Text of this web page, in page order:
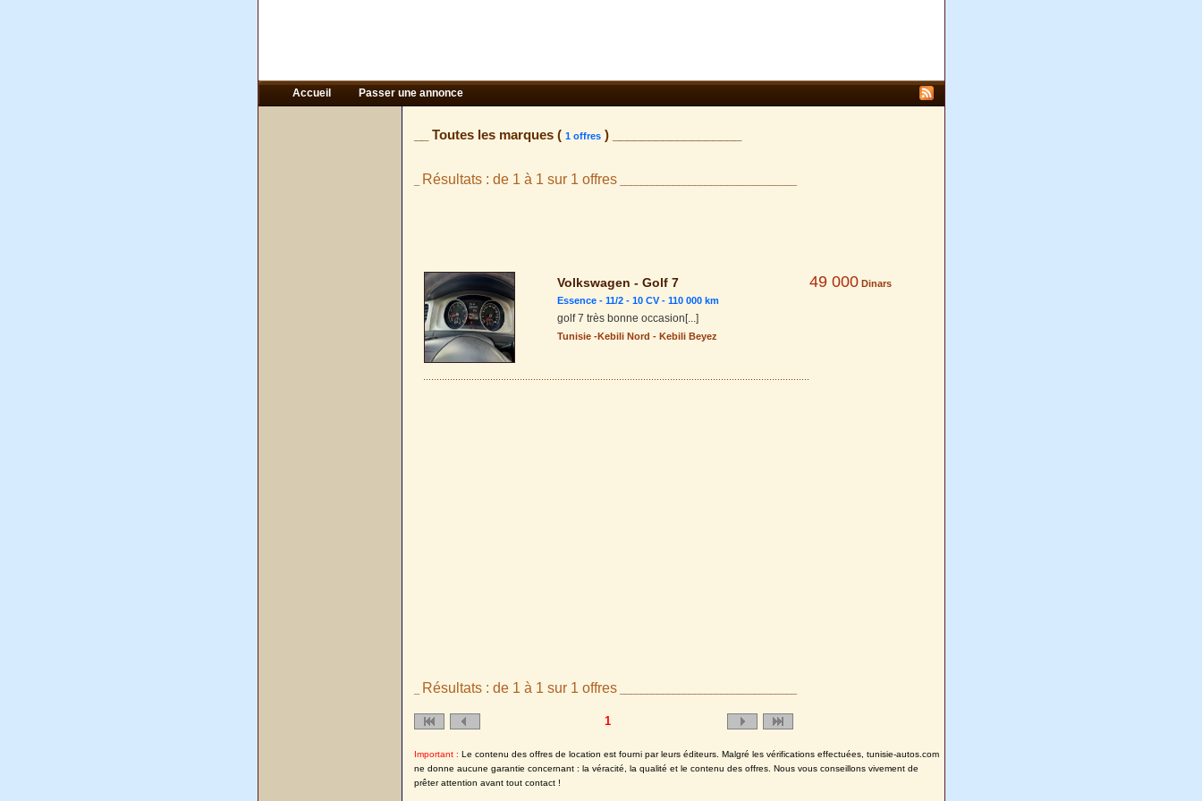
Accueil Passer une annonce
__ Toutes les marques ( 1 offres) __________________
Résultats : de 1 à 1 sur 1 offres_________________________________
Volkswagen - Golf 7 49 000 Dinars
Essence - 11/2 - 10 CV - 110 000 km
golf 7 très bonne occasion [...]
Tunisie-Kebili Nord - Kebili Beyez
Résultats : de 1 à 1 sur 1 offres_________________________________
1
Important : Le contenu des offres de location est fourni par leurs éditeurs. Malgré les vérifications effectuées, tunisie-autos.com
ne donne aucune garantie concernant : la véracité, la qualité et le contenu des offres. Nous vous conseillons vivement de
prêter attention avant tout contact !